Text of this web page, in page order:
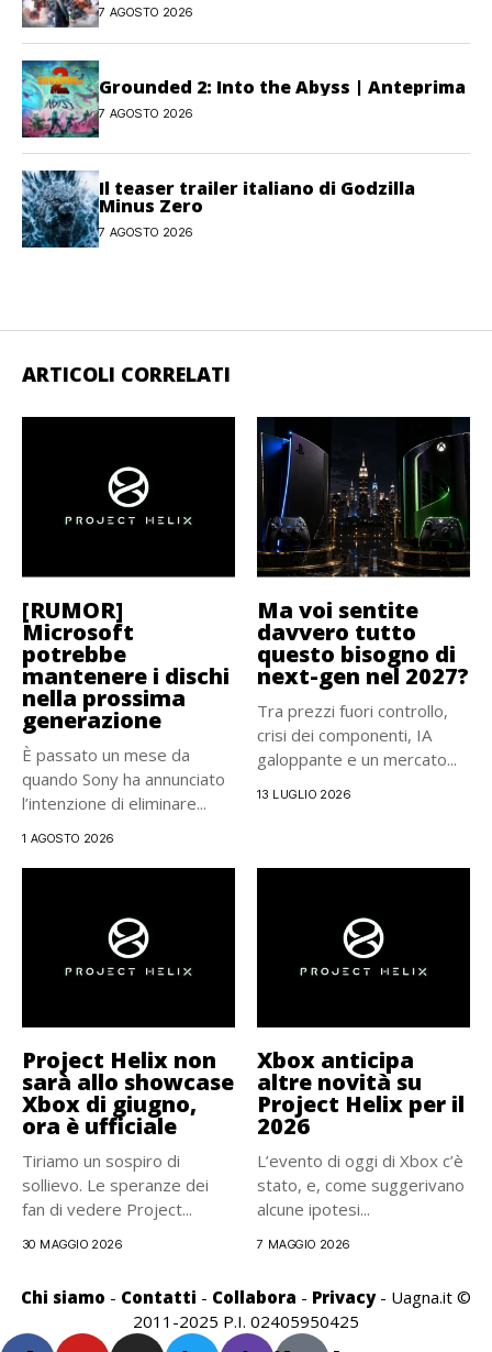
7 AGOSTO 2026
Grounded 2: Into the Abyss | Anteprima
7 AGOSTO 2026
Il teaser trailer italiano di Godzilla
Minus Zero
7 AGOSTO 2026
ARTICOLI CORRELATI
[RUMOR]
Microsoft
potrebbe
mantenere i dischi
nella prossima
generazione
È passato un mese da
quando Sony ha annunciato
l’intenzione di eliminare...
1 AGOSTO 2026
Ma voi sentite
davvero tutto
questo bisogno di
next-gen nel 2027?
Tra prezzi fuori controllo,
crisi dei componenti, IA
galoppante e un mercato...
13 LUGLIO 2026
Project Helix non
sarà allo showcase
Xbox di giugno,
ora è ufficiale
Tiriamo un sospiro di
sollievo. Le speranze dei
fan di vedere Project...
30 MAGGIO 2026
Xbox anticipa
altre novità su
Project Helix per il
2026
L’evento di oggi di Xbox c’è
stato, e, come suggerivano
alcune ipotesi...
7 MAGGIO 2026
Chi siamo - Contatti - Collabora - Privacy- Uagna.it ©
2011-2025 P.I. 02405950425